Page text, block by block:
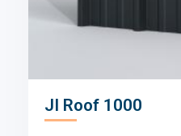
JI Roof 1000